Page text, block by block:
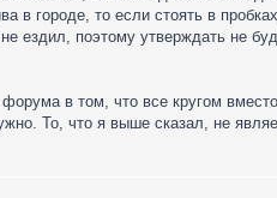
в городе, то если стоять в
ездил, поэтому утверждать не
в том, что все кругом
То, что я выше сказал, не